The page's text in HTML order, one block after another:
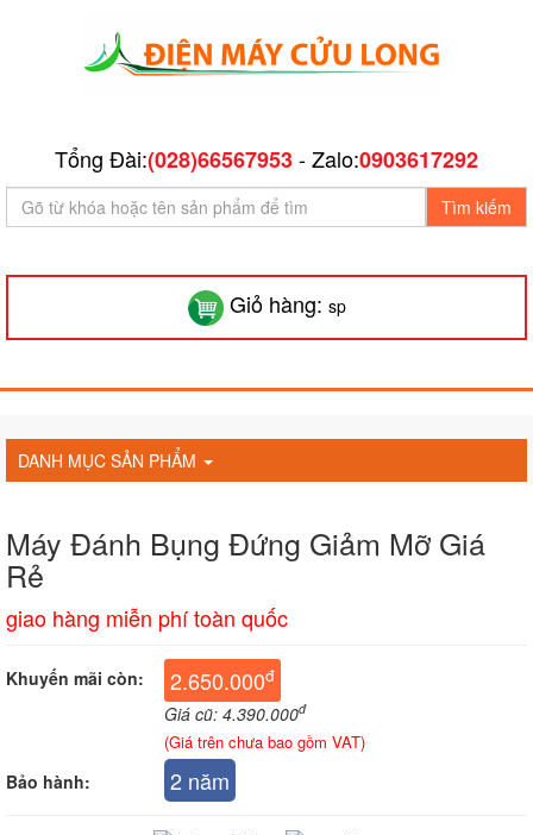
Tổng Đài:(028)66567953- Zalo:0903617292
Tìm kiếm
Giỏ hàng: sp
DANH MỤC SẢN PHẨM
Máy Đánh Bụng Đứng Giảm Mỡ Giá
Rẻ
giao hàng miễn phí toàn quốc
Khuyến mãi còn: 2.650.000đ
Giá cũ: 4.390.000đ
(Giá trên chưa bao gồm VAT)
Bảo hành: 2 năm